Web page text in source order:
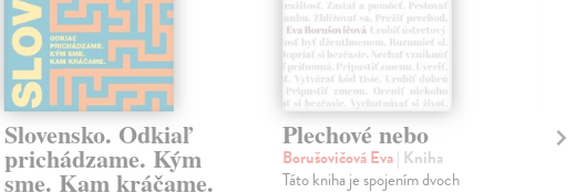
Slovensko. Odkiaľ
prichádzame. Kým
sme. Kam kráčame.
Plechové nebo
Borušovičová Eva| Kniha
Táto kniha je spojením dvoch